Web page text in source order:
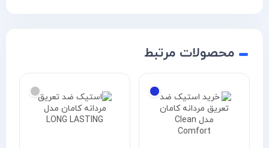
محصولات مرتبط